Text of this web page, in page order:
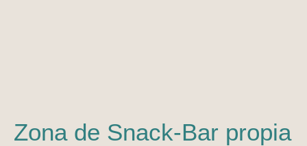
Zona de Snack-Bar propia